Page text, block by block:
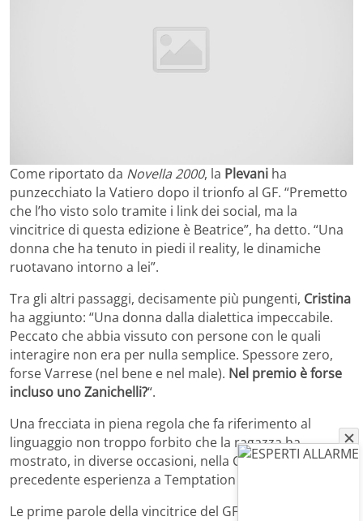
Come riportato da Novella 2000, la Plevani ha
punzecchiato la Vatiero dopo il trionfo al GF. “Premetto
che l’ho visto solo tramite i link dei social, ma la
vincitrice di questa edizione è Beatrice”, ha detto. “Una
donna che ha tenuto in piedi il reality, le dinamiche
ruotavano intorno a lei”.
Tra gli altri passaggi, decisamente più pungenti, Cristina
ha aggiunto: “Una donna dalla dialettica impeccabile.
Peccato che abbia vissuto con persone con le quali
interagire non era per nulla semplice. Spessore zero,
forse Varrese (nel bene e nel male). Nel premio è forse
incluso uno Zanichelli?“.
Una frecciata in piena regola che fa riferimento al
linguaggio non troppo forbito che la ragazza ha
mostrato, in diverse occasioni, nella Casa e anche nella
precedente esperienza a Temptation Island.
Le prime parole della vincitrice del GF 2023